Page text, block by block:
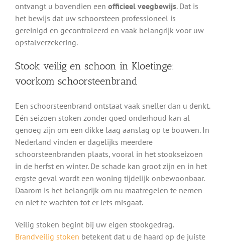
ontvangt u bovendien een officieel veegbewijs. Dat is
het bewijs dat uw schoorsteen professioneel is
gereinigd en gecontroleerd en vaak belangrijk voor uw
opstalverzekering.
Stook veilig en schoon in Kloetinge:
voorkom schoorsteenbrand
Een schoorsteenbrand ontstaat vaak sneller dan u denkt.
Eén seizoen stoken zonder goed onderhoud kan al
genoeg zijn om een dikke laag aanslag op te bouwen. In
Nederland vinden er dagelijks meerdere
schoorsteenbranden plaats, vooral in het stookseizoen
in de herfst en winter. De schade kan groot zijn en in het
ergste geval wordt een woning tijdelijk onbewoonbaar.
Daarom is het belangrijk om nu maatregelen te nemen
en niet te wachten tot er iets misgaat.
Veilig stoken begint bij uw eigen stookgedrag.
Brandveilig stoken betekent dat u de haard op de juiste